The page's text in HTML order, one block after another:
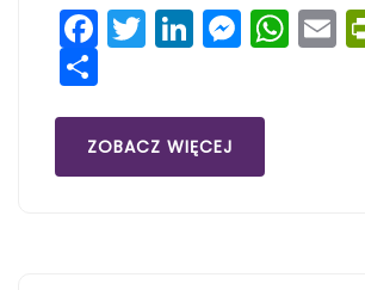
Facebook
Twitter
LinkedIn
Share
ZOBACZ WIĘCEJ